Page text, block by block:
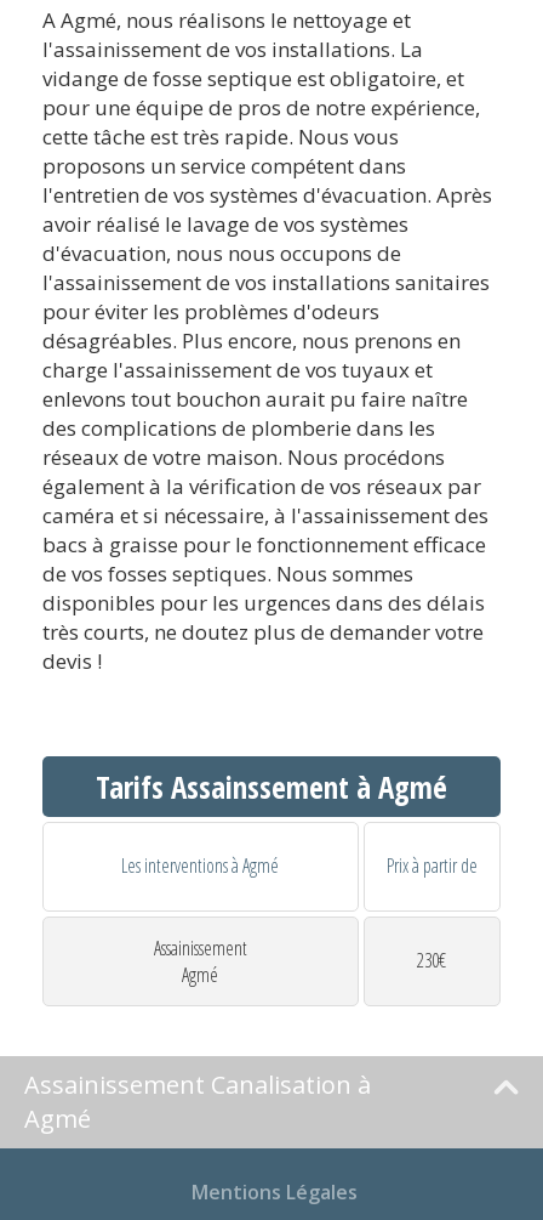
A Agmé, nous réalisons le nettoyage et
l'assainissement de vos installations. La
vidange de fosse septique est obligatoire, et
pour une équipe de pros de notre expérience,
cette tâche est très rapide. Nous vous
proposons un service compétent dans
l'entretien de vos systèmes d'évacuation. Après
avoir réalisé le lavage de vos systèmes
d'évacuation, nous nous occupons de
l'assainissement de vos installations sanitaires
pour éviter les problèmes d'odeurs
désagréables. Plus encore, nous prenons en
charge l'assainissement de vos tuyaux et
enlevons tout bouchon aurait pu faire naître
des complications de plomberie dans les
réseaux de votre maison. Nous procédons
également à la vérification de vos réseaux par
caméra et si nécessaire, à l'assainissement des
bacs à graisse pour le fonctionnement efficace
de vos fosses septiques. Nous sommes
disponibles pour les urgences dans des délais
très courts, ne doutez plus de demander votre
devis !
Tarifs Assainssement à Agmé
Les interventions à Agmé Prix à partir de
Assainissement
Agmé
230€
Assainissement Canalisation à
Agmé
Mentions Légales